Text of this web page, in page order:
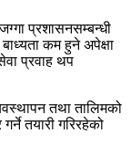
प्रशासनसम्बन्धी
कम हुने अपेक्षा
प्रवाह थप
तथा तालिमको
तयारी गरिरहेको